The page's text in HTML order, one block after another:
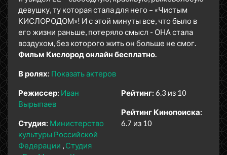
девушку, ту которая стала для него – «Чистым
КИСЛОРОДОМ»! И с этой минуты все, что было в
его жизни раньше, потеряло смысл - ОНА стала
воздухом, без которого жить он больше не смог.
Фильм Кислород онлайн бесплатно.
В ролях: Показать актеров
Режиссер: Иван
Вырыпаев
Студия: Министерство
культуры Российской
Федерации
Студия
Рейтинг: 6.3 из 10
Рейтинг Кинопоиска:
6.7 из 10